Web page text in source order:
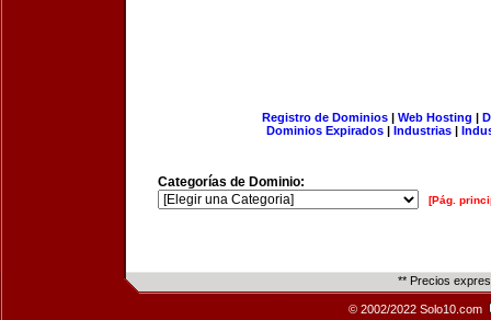
Registro de Dominios| Web Hosting |
Dominios Expirados | Industrias |
Categorías de Dominio:
[Pág.
** Precios
© 2002/2022 Solo10.com